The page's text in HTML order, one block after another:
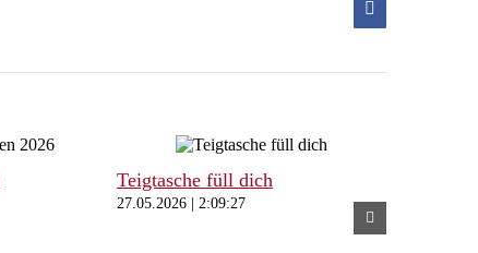
Facebook
Teigtasche füll dich
27.05.2026 | 2:09:27